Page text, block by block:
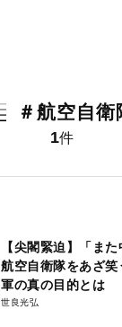
＃航空自衛
1件
【尖閣緊迫】「ま
航空自衛隊をあざ笑
軍の真の目的とは
世良光弘